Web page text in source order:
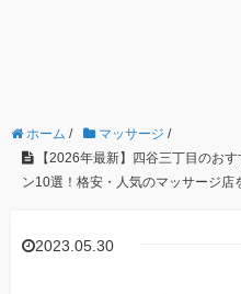
ホーム / マッサージ /
【2026年最新】四谷三丁目のお
ン10選！格安・人気のマッサージ店
2023.05.30